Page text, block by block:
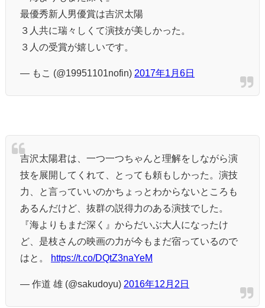
最優秀新人男優賞は吉沢太陽
３人共に瑞々しくて演技が美しかった。
３人の受賞が嬉しいです。
— もこ (@19951101nofin) 2017年1月6日
吉沢太陽君は、一つ一つちゃんと理解をしながら演
技を展開してくれて、とっても頼もしかった。演技
力、と言っていいのかちょっとわからないところも
あるんだけど、抜群の説得力のある演技でした。
『海よりもまだ深く』からだいぶ大人になったけ
ど、是枝さんの映画の力が今もまだ宿っているので
はと。
https://t.co/DQtZ3naYeM
— 作道 雄 (@sakudoyu) 2016年12月2日